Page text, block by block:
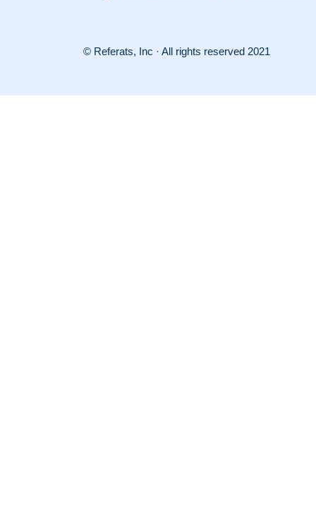
© Referats, Inc · All rights reserved 2021